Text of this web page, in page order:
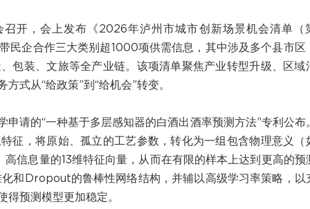
开，会上发布《2026年泸州市城市创新场景机会清单（
民企合作三大类别超1000项供需信息，其中涉及多个县市区
包装、文旅等全产业链。该项清单聚焦产业转型升级、区域
式从“给政策”到“给机会”转变。
请的“一种基于多层感知器的白酒出酒率预测方法”专利公布
征，将原始、孤立的工艺参数，转化为一组包含物理意义（
信息量的13维特征向量，从而在有限的样本上达到更高的预
和Dropout的鲁棒性网络结构，并辅以高级学习率策略，以
得预测模型更加稳定。